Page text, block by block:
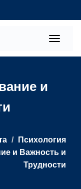
Toggle
и
Психология
и Важность и
Трудности